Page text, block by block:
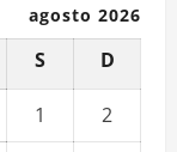
agosto 2026
S D
1
2